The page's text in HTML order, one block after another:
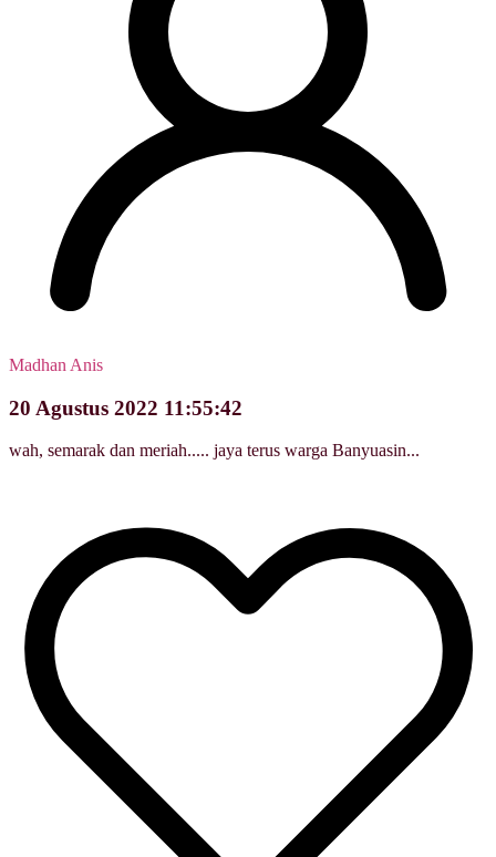
Madhan Anis
20 Agustus 2022 11:55:42
wah, semarak dan meriah..... jaya terus warga Banyuasin...